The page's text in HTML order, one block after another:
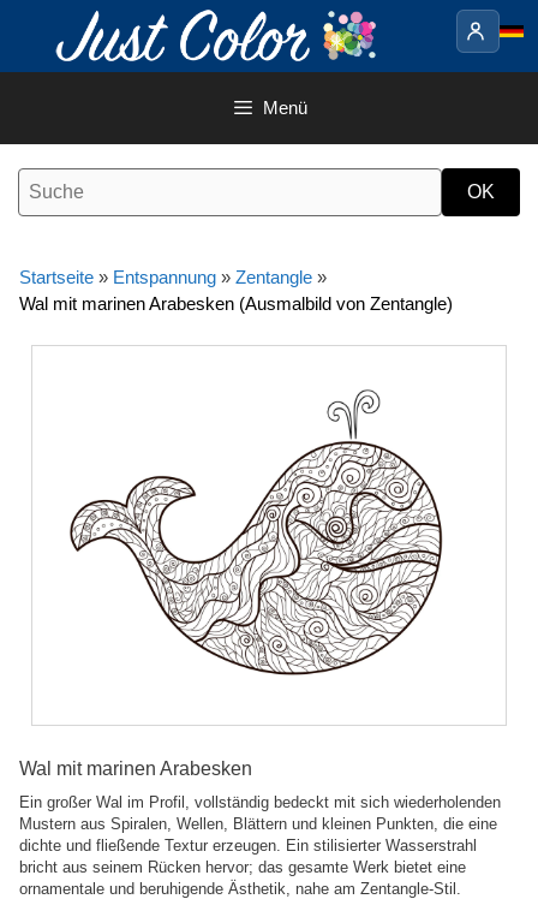
Inhalt
Menü
Startseite » Entspannung » Zentangle »
Wal mit marinen Arabesken (Ausmalbild von Zentangle)
Wal mit marinen Arabesken
Ein großer Wal im Profil, vollständig bedeckt mit sich wiederholenden
Mustern aus Spiralen, Wellen, Blättern und kleinen Punkten, die eine
dichte und fließende Textur erzeugen. Ein stilisierter Wasserstrahl
bricht aus seinem Rücken hervor; das gesamte Werk bietet eine
ornamentale und beruhigende Ästhetik, nahe am Zentangle-Stil.